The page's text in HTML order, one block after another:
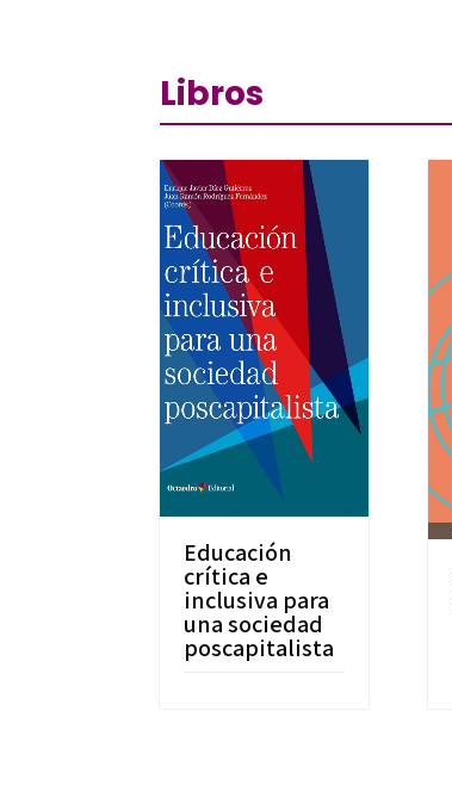
Libros
Educación
crítica e
inclusiva para
una sociedad
poscapitalista